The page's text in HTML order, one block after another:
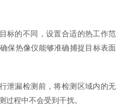
的不同，设置合适的热工作范
保热像仪能够准确捕捉目标表面
漏检测前，将检测区域内的无
过程中不会受到干扰。